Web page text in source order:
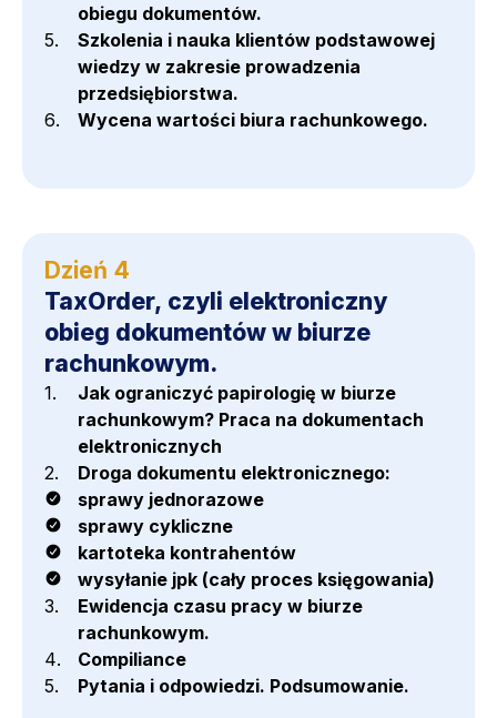
obiegu dokumentów.
Szkolenia i nauka klientów podstawowej
wiedzy w zakresie prowadzenia
przedsiębiorstwa.
Wycena wartości biura rachunkowego.
Dzień 4
TaxOrder, czyli elektroniczny
obieg dokumentów w biurze
rachunkowym.
Jak ograniczyć papirologię w biurze
rachunkowym? Praca na dokumentach
elektronicznych
Droga dokumentu elektronicznego:
sprawy jednorazowe
sprawy cykliczne
kartoteka kontrahentów
wysyłanie jpk (cały proces księgowania)
Ewidencja czasu pracy w biurze
rachunkowym.
Compiliance
Pytania i odpowiedzi. Podsumowanie.